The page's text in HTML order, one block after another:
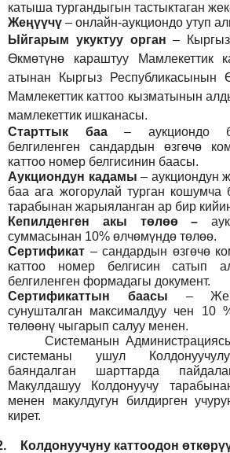
катыша тургандыгын тастыктаган
Жеңүүчү – онлайн-аукциондо утуп
Ыйгарым укуктуу орган –
Өкмөтүнө караштуу Мамлекеттик
атынан Кыргыз Республикасынын
Мамлекеттик каттоо кызматынын
мамлекеттик ишканасы.
Старттык баа– аукциондо
белгиленген сандардын өзгөчө
каттоо номер белгисинин баасы.
Аукциондун кадамы – аукциондун
баа ага жогорулай турган
тарабынан жарыяланган ар бир
Кепилденген акы төлөө
–
суммасынан 10% өлчөмүндө төлөө.
Сертификат – сандардын өзгөчө
каттоо номер белгисин сатып
белгиленген формадагы документ.
Сертификаттын баасы –
сунушталган максималдуу чен 10
төлөөнү чыгарып салуу менен.
СистеманынАдминистрация
системаны ушул
баяндалган шарттарда
Макулдашуу Колдонуучу
менен макулдугун билдирген
кирет.
Колдонуучуну каттоодон